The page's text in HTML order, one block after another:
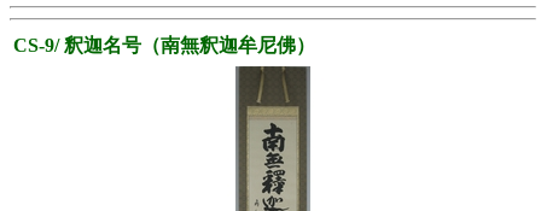
CS-9/ 釈迦名号（南無釈迦牟尼佛）